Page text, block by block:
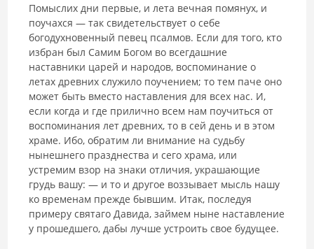
Помыслих дни первые, и лета вечная помянух, и
поучахся — так сви­детельствует о себе
богодухновенный певец псалмов. Если для того, кто
избран был Самим Богом во всегдашние
наставники царей и народов, воспоминание о
летах древних служило поучением; то тем паче оно
мо­жет быть вместо наставления для всех нас. И,
если когда и где прилично всем нам поучиться от
воспоминания лет древних, то в сей день и в этом
храме. Ибо, обратим ли внимание на судьбу
нынешнего празднества и сего храма, или
устремим взор на знаки отличия, украшающие
грудь вашу: — и то и другое воззывает мысль нашу
ко временам прежде быв­шим. Итак, последуя
примеру святаго Давида, займем ныне наставление
у прошедшего, дабы лучше устроить свое будущее.